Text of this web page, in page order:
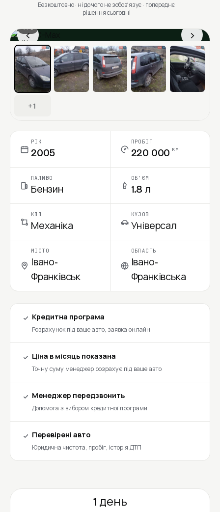
Безкоштовно · ні до чого не зобовʼязує · попереднє
рішення сьогодні
‹ ›
1 / 8
Ціна в місяць
+1
РІК
2005
ПРОБІГ
220 000 км
ПАЛИВО
Бензин
ОБ'ЄМ
1.8 л
КПП
Механіка
КУЗОВ
Універсал
МІСТО
Івано-
Франківськ
ОБЛАСТЬ
Івано-
Франківська
Кредитна програма
Розрахунок під ваше авто, заявка онлайн
Ціна в місяць показана
Точну суму менеджер розрахує під ваше авто
Менеджер передзвонить
Допомога з вибором кредитної програми
Перевірені авто
Юридична чистота, пробіг, історія ДТП
1 день